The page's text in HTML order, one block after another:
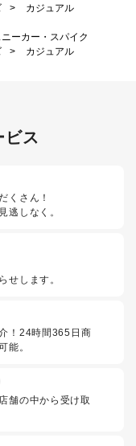
>
カジュアル
ーカー・スパイク
>
カジュアル
ビス
くさん！
逃しなく。
せします。
！24時間365日商
能。
舗の中から受け取